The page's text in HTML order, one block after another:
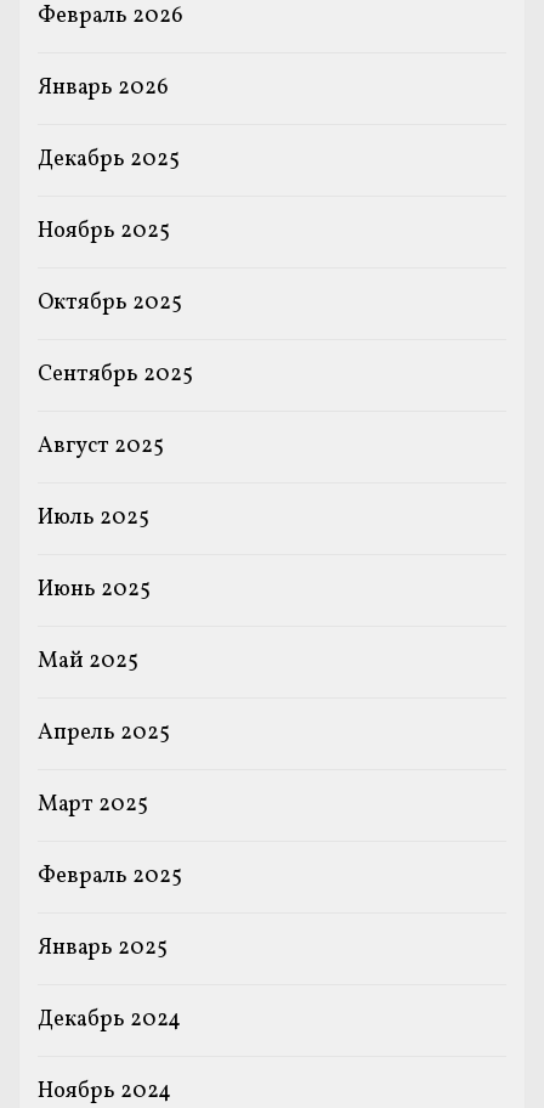
Февраль 2026
Январь 2026
Декабрь 2025
Ноябрь 2025
Октябрь 2025
Сентябрь 2025
Август 2025
Июль 2025
Июнь 2025
Май 2025
Апрель 2025
Март 2025
Февраль 2025
Январь 2025
Декабрь 2024
Ноябрь 2024